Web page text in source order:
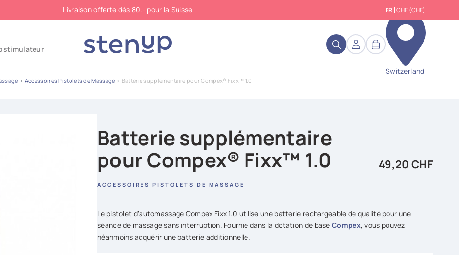
Livraison offerte dès 80.- pour la Suisse FR CHF (CHF)
Switzerland
Accessoires Pistolets de Massage Batterie supplémentaire pour Compex® Fixx™ 1.0
Batterie supplémentaire
pour Compex® Fixx™ 1.0
49,20 CHF
ACCESSOIRES PISTOLETS DE MASSAGE
Le pistolet d’automassage Compex Fixx 1.0 utilise une batterie rechargeable de qualité pour une
séance de massage sans interruption. Fournie dans la dotation de baseCompex, vous pouvez
néanmoins acquérir une batterie additionnelle.